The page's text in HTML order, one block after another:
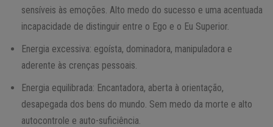
sensíveis às emoções. Alto medo do sucesso e uma acentuada
incapacidade de distinguir entre o Ego e o Eu Superior.
Energia excessiva: egoísta, dominadora, manipuladora e
aderente às crenças pessoais.
Energia equilibrada: Encantadora, aberta à orientação,
desapegada dos bens do mundo. Sem medo da morte e alto
autocontrole e auto-suficiência.